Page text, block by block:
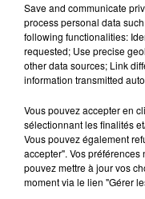
C'est lors
àBillboard
avec Karol G. Il
d'Ahora
incarcéré
faire de prison,
verraient à sa
deux artistes
Save and communicate
process personal data
following functionalities:
requested; Use precise
other data sources; Link
information transmitted
Vous pouvez accepter en
sélectionnant les finalités
Vous pouvez également
accepter". Vos
pouvez mettre à jour vos
moment via le lien "Gérer